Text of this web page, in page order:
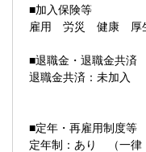
■加入保険等
雇用 労災 健康 厚
■退職金・退職金共済
退職金共済：未加入
■定年・再雇用制度等
定年制：あり （一律